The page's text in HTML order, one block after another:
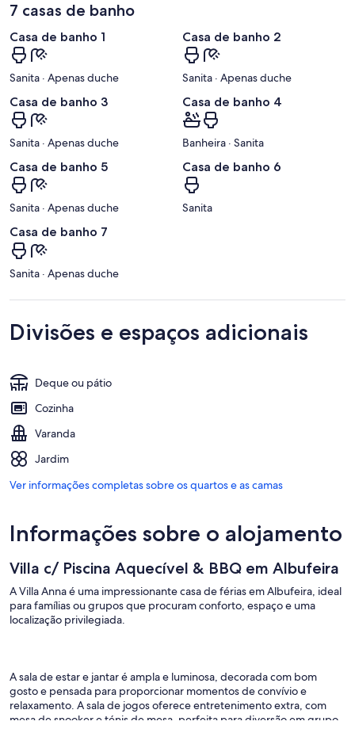
7 casas de banho
Casa de banho 1
Sanita · Apenas duche
Casa de banho 2
Sanita · Apenas duche
Casa de banho 3
Sanita · Apenas duche
Casa de banho 4
Banheira · Sanita
Casa de banho 5
Sanita · Apenas duche
Casa de banho 6
Sanita
Casa de banho 7
Sanita · Apenas duche
Divisões e espaços adicionais
Deque ou pátio
Cozinha
Varanda
Jardim
Ver informações completas sobre os quartos e as camas
Informações sobre o alojamento
Villa c/ Piscina Aquecível & BBQ em Albufeira
A Villa Anna é uma impressionante casa de férias em Albufeira, ideal
para famílias ou grupos que procuram conforto, espaço e uma
localização privilegiada.
A sala de estar e jantar é ampla e luminosa, decorada com bom
gosto e pensada para proporcionar momentos de convívio e
relaxamento. A sala de jogos oferece entretenimento extra, com
mesa de snooker e ténis de mesa, perfeita para diversão em grupo.